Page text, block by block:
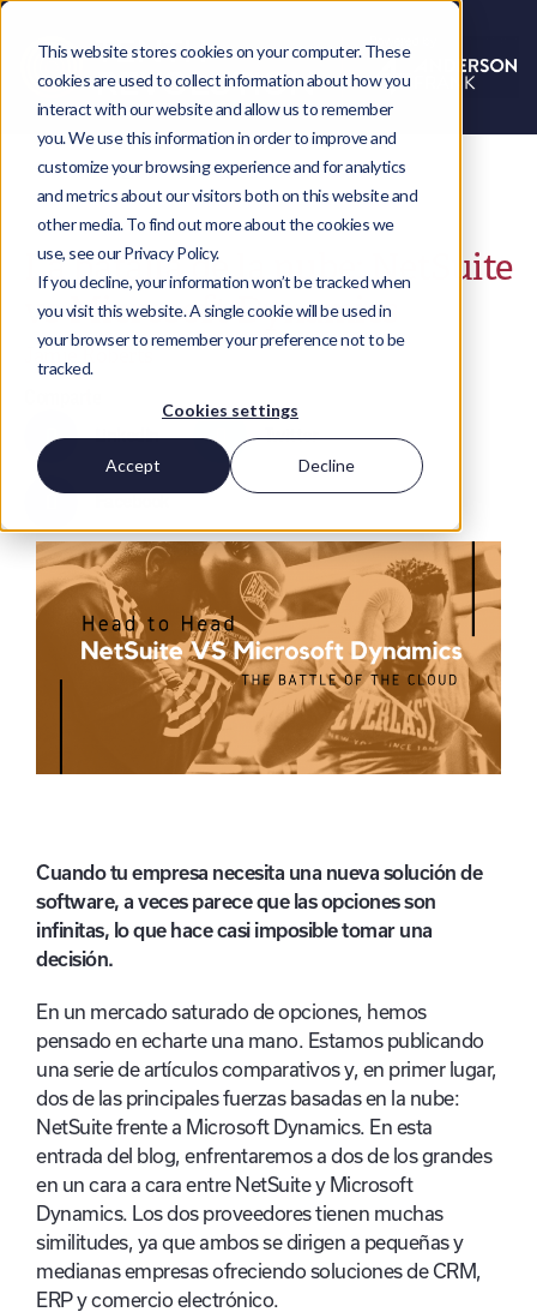
This website stores cookies on your computer. These
cookies are used to collect information about how you
interact with our website and allow us to remember
you. We use this information in order to improve and
customize your browsing experience and for analytics
and metrics about our visitors both on this website and
other media. To find out more about the cookies we
use, see our Privacy Policy.
If you decline, your information won’t be tracked when
you visit this website. A single cookie will be used in
your browser to remember your preference not to be
tracked.
Cookies settings
Accept Decline
La batalla de la nube: NetSuite
vs Microsoft Dynamics
Jamie Roberts
LinkedIn Twitter
Cuando tu empresa necesita una nueva solución de
software, a veces parece que las opciones son
infinitas, lo que hace casi imposible tomar una
decisión.
En un mercado saturado de opciones, hemos
pensado en echarte una mano. Estamos publicando
una serie de artículos comparativos y, en primer lugar,
dos de las principales fuerzas basadas en la nube:
NetSuite frente a Microsoft Dynamics. En esta
entrada del blog, enfrentaremos a dos de los grandes
en un cara a cara entre NetSuite y Microsoft
Dynamics. Los dos proveedores tienen muchas
similitudes, ya que ambos se dirigen a pequeñas y
medianas empresas ofreciendo soluciones de CRM,
ERP y comercio electrónico.